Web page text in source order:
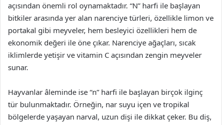
açısından önemli rol oynamaktadır. “N” harfi ile başlayan
bitkiler arasında yer alan narenciye türleri, özellikle limon ve
portakal gibi meyveler, hem besleyici özellikleri hem de
ekonomik değeri ile öne çıkar. Narenciye ağaçları, sıcak
iklimlerde yetişir ve vitamin C açısından zengin meyveler
sunar.
Hayvanlar âleminde ise “n” harfi ile başlayan birçok ilginç
tür bulunmaktadır. Örneğin, nar suyu içen ve tropikal
bölgelerde yaşayan narval, uzun dişi ile dikkat çeker. Bu diş,